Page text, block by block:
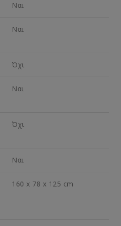
Ναι
Ναι
Όχι
Ναι
Όχι
Ναι
160 x 78 x 125 cm